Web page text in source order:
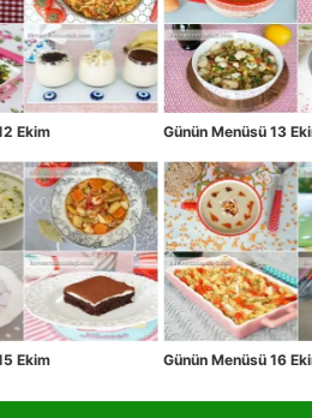
Ekim Günün Menüsü 13
Ekim Günün Menüsü 16